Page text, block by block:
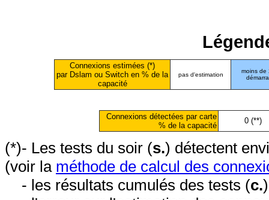
Connexions estimées (*)
par Dslam ou Switch en % de la
capacité
pas d'estimation
moins de
Connexions détectées par carte
% de la capacité
0 (**)
(*)- Les tests du soir (s.) détectent
(voir la méthode de calcul des
- les résultats cumulés des tests (c.